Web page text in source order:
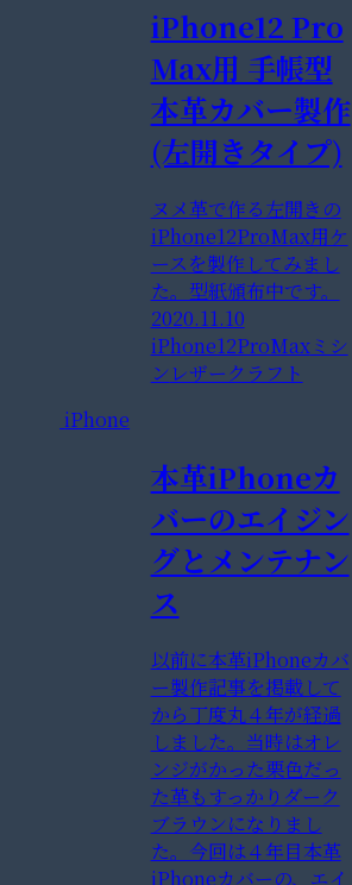
iPhone12 Pro
Max用 手帳型
本革カバー製作
(左開きタイプ)
ヌメ革で作る左開きの
iPhone12ProMax用ケ
ースを製作してみまし
た。型紙頒布中です。
2020.11.10
iPhone12ProMaxミシ
ンレザークラフト
iPhone
本革iPhoneカ
バーのエイジン
グとメンテナン
ス
以前に本革iPhoneカバ
ー製作記事を掲載して
から丁度丸４年が経過
しました。当時はオレ
ンジがかった栗色だっ
た革もすっかりダーク
ブラウンになりまし
た。今回は４年目本革
iPhoneカバーの、エイ